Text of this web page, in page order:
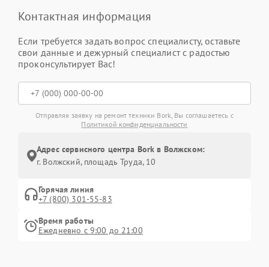
Контактная информация
Если требуется задать вопрос специалисту, оставьте
свои данные и дежурный специалист с радостью
проконсультирует Вас!
Отправляя заявку на ремонт техники Bork, Вы соглашаетесь с
Политикой конфиденциальности
Адрес сервисного центра Bork в Волжском:
г. Волжский, площадь Труда, 10
Горячая линия
+7 (800) 301-55-83
Время работы
Ежедневно с 9:00 до 21:00